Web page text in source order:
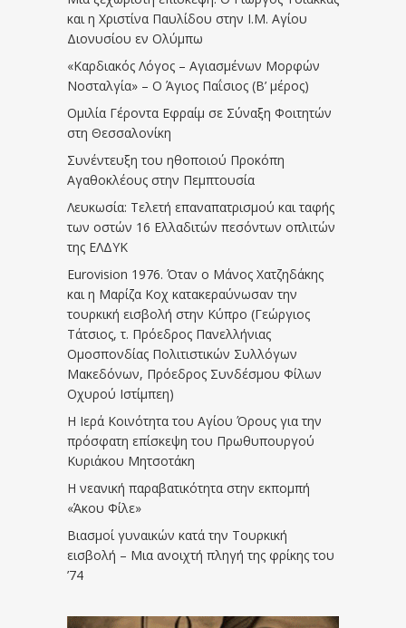
και η Χριστίνα Παυλίδου στην Ι.Μ. Αγίου
Διονυσίου εν Ολύμπω
«Καρδιακός Λόγος – Αγιασμένων Μορφών
Νοσταλγία» – Ο Άγιος Παΐσιος (Β’ μέρος)
Ομιλία Γέροντα Εφραίμ σε Σύναξη Φοιτητών
στη Θεσσαλονίκη
Συνέντευξη του ηθοποιού Προκόπη
Αγαθοκλέους στην Πεμπτουσία
Λευκωσία: Τελετή επαναπατρισμού και ταφής
των οστών 16 Ελλαδιτών πεσόντων οπλιτών
της ΕΛΔΥΚ
Eurovision 1976. Όταν ο Μάνος Χατζηδάκης
και η Μαρίζα Κοχ κατακεραύνωσαν την
τουρκική εισβολή στην Κύπρο (Γεώργιος
Τάτσιος, τ. Πρόεδρος Πανελλήνιας
Ομοσπονδίας Πολιτιστικών Συλλόγων
Μακεδόνων, Πρόεδρος Συνδέσμου Φίλων
Οχυρού Ιστίμπεη)
Η Ιερά Κοινότητα του Αγίου Όρους για την
πρόσφατη επίσκεψη του Πρωθυπουργού
Κυριάκου Μητσοτάκη
Η νεανική παραβατικότητα στην εκπομπή
«Άκου Φίλε»
Βιασμοί γυναικών κατά την Τουρκική
εισβολή – Μια ανοιχτή πληγή της φρίκης του
’74